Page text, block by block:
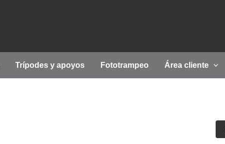
Trípodes y apoyos Fototrampeo Área cliente